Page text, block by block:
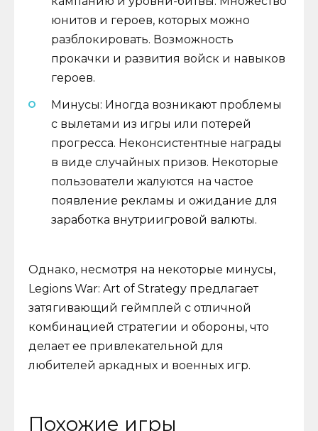
юнитов и героев, которых можно
разблокировать. Возможность
прокачки и развития войск и навыков
героев.
Минусы: Иногда возникают проблемы
с вылетами из игры или потерей
прогресса. Неконсистентные награды
в виде случайных призов. Некоторые
пользователи жалуются на частое
появление рекламы и ожидание для
заработка внутриигровой валюты.
Однако, несмотря на некоторые минусы,
Legions War: Art of Strategy предлагает
затягивающий геймплей с отличной
комбинацией стратегии и обороны, что
делает ее привлекательной для
любителей аркадных и военных игр.
Похожие игры